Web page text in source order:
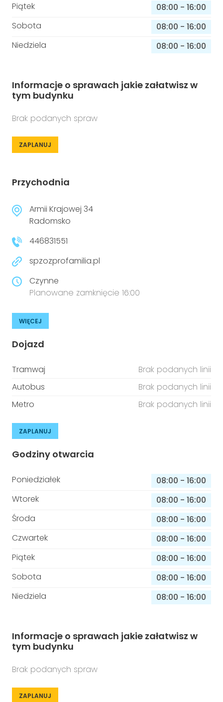
Piątek
08:00 - 16:00
Sobota
08:00 - 16:00
Niedziela
08:00 - 16:00
Informacje o sprawach jakie załatwisz w
tym budynku
Brak podanych spraw
ZAPLANUJ
Przychodnia
Armii Krajowej 34
Radomsko
446831551
spzozprofamilia.pl
Czynne
Planowane zamknięcie 16:00
WIĘCEJ
Dojazd
Tramwaj
Brak podanych linii
Autobus
Brak podanych linii
Metro
Brak podanych linii
ZAPLANUJ
Godziny otwarcia
Poniedziałek 08:00 - 16:00
Wtorek
08:00 - 16:00
Środa
08:00 - 16:00
Czwartek
08:00 - 16:00
Piątek
08:00 - 16:00
Sobota
08:00 - 16:00
Niedziela
08:00 - 16:00
Informacje o sprawach jakie załatwisz w
tym budynku
Brak podanych spraw
ZAPLANUJ